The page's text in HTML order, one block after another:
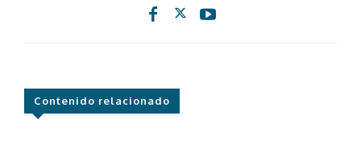
Contenido relacionado